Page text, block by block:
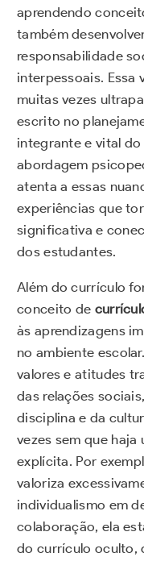
aprendendo
também
responsabilidade
interpessoais. Essa
muitas vezes
escrito no
integrante e vital
abordagem
atenta a essas
experiências que
significativa e
dos estudantes.
Além do currículo
conceito de
às aprendizagens
no ambiente
valores e atitudes
das relações
disciplina e da
vezes sem que
explícita. Por
valoriza
individualismo em
colaboração, ela
do currículo oculto,